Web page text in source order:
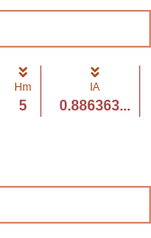
Hm
5
IA
0.886363...